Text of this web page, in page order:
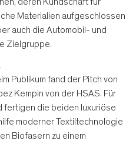
Materialien aufgeschlossen
auch die Automobil- und
Zielgruppe.
Publikum fand der Pitch von
Kempin von der HSAS. Für
fertigen die beiden luxuriöse
moderner Textiltechnologie
Biofasern zu einem